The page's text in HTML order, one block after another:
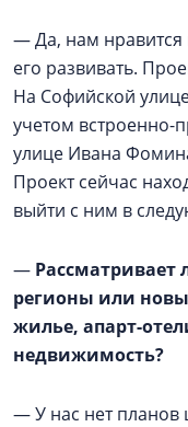
— Да, нам
его развивать.
На Софийской
учетом
улице Ивана
Проект сейчас
выйти с ним в
— Рассматривает
регионы или
жилье, апарт-
недвижимость?
— У нас нет